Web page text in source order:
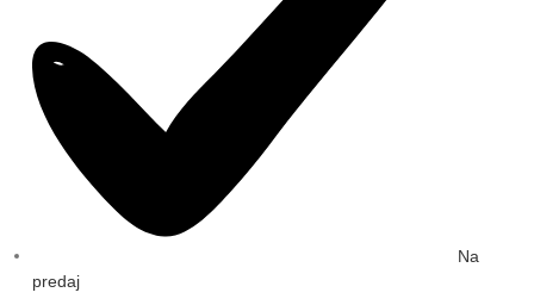
Na
predaj